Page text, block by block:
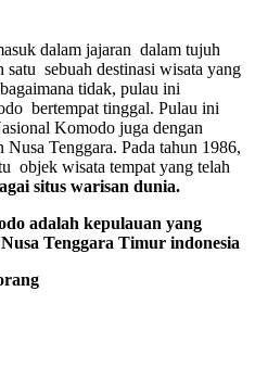
dalam jajaran dalam tujuh
sebuah destinasi wisata yang
tidak, pulau ini
bertempat tinggal. Pulau ini
Komodo juga dengan
Tenggara. Pada tahun 1986,
objek wisata tempat yang telah
situs warisan dunia.
adalah kepulauan yang
Tenggara Timur indonesia